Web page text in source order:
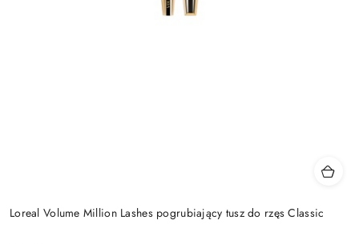
Loreal Volume Million Lashes pogrubiający tusz do rzęs Classic